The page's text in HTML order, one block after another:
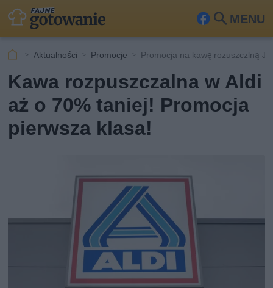
MENU
Fa
ook
Szu
Aktualności Promocje Promocja na kawę rozuszczlną
Kawa rozpuszczalna w Aldi
aż o 70% taniej! Promocja
pierwsza klasa!